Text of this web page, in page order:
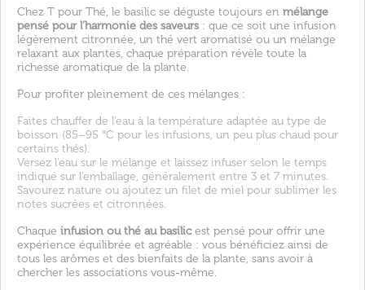
Chez T pour Thé, le basilic se déguste toujours en mélange
pensé pour l’harmonie des saveurs : que ce soit une infusion
légèrement citronnée, un thé vert aromatisé ou un mélange
relaxant aux plantes, chaque préparation révèle toute la
richesse aromatique de la plante.
Pour profiter pleinement de ces mélanges :
Faites chauffer de l’eau à la température adaptée au type de
boisson (85–95 °C pour les infusions, un peu plus chaud pour
certains thés).
Versez l’eau sur le mélange et laissez infuser selon le temps
indiqué sur l’emballage, généralement entre 3 et 7 minutes.
Savourez nature ou ajoutez un filet de miel pour sublimer les
notes sucrées et citronnées.
Chaque infusion ou thé au basilicest pensé pour offrir une
expérience équilibrée et agréable : vous bénéficiez ainsi de
tous les arômes et des bienfaits de la plante, sans avoir à
chercher les associations vous-même.